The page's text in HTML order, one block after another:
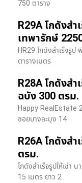
750 ตาราง
R29A โกดังสำ
เทพารักษ์
HR29 โกดังสำเร็จรู
ตารางเมตร
R28A โกดังสำ
ฉบัง 300 ตรม.
Happy RealEstate
ซอยบางละมุง 14
R26A โกดังสำ
ตรม.
โกดังสำเร็จรูปให้เช่า
15 เมตร ยาว 2